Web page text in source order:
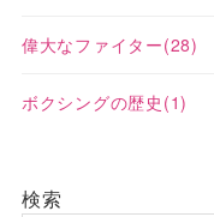
偉大なファイター(28)
ボクシングの歴史 (1)
検索